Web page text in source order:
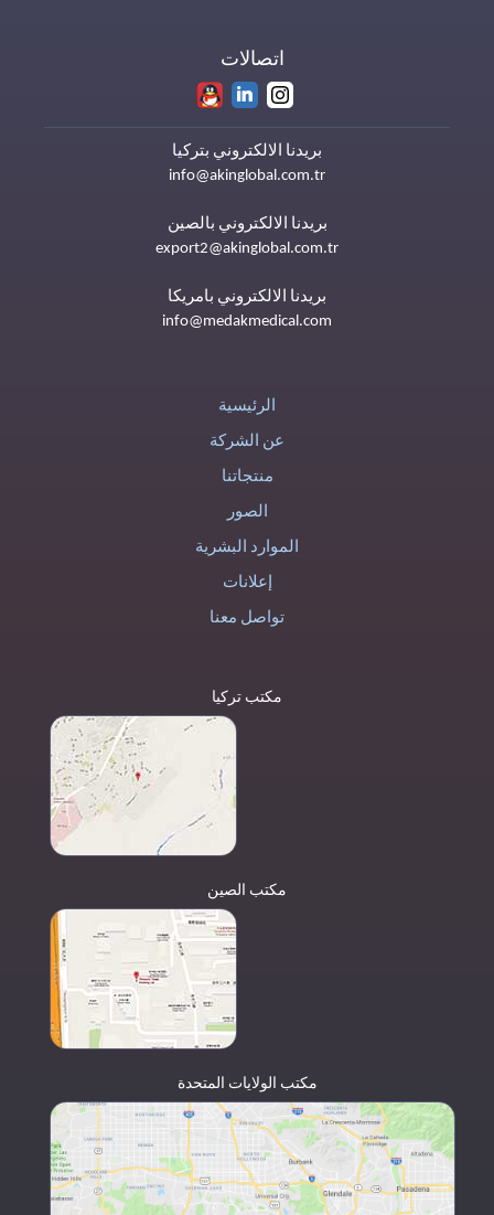
اتصالات
بريدنا الالكتروني بتركيا
info@akinglobal.com.tr
بريدنا الالكتروني بالصين
export2@akinglobal.com.tr
بريدنا الالكتروني بامريكا
info@medakmedical.com
الرئيسية
عن الشركة
منتجاتنا
الصور
الموارد البشرية
إعلانات
تواصل معنا
مكتب تركيا
مكتب الصين
مكتب الولايات المتحدة